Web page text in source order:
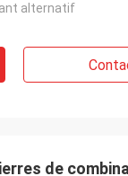
alternatif
de